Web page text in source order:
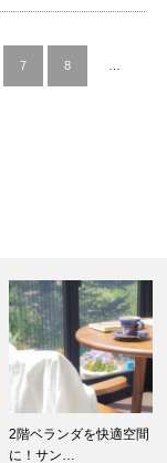
7 8
2階ベランダを快適空間
に！サン…